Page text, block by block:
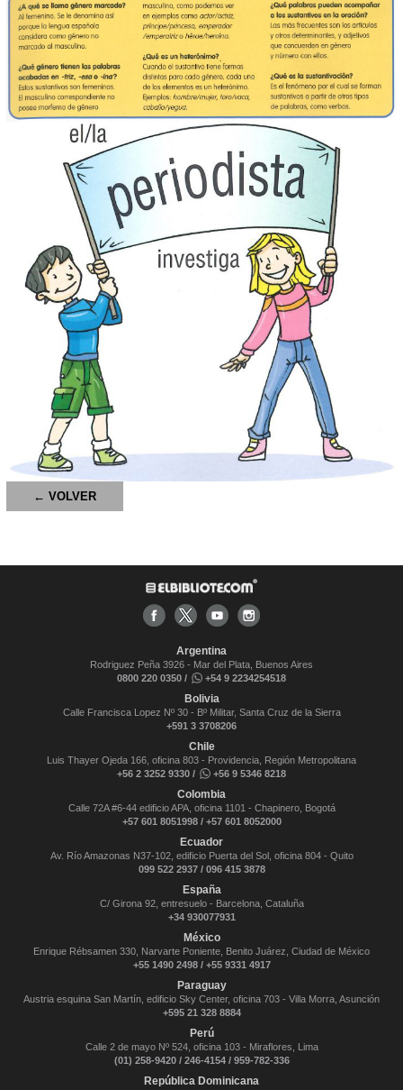
← VOLVER
Argentina
Rodriguez Peña 3926 - Mar del Plata, Buenos Aires
0800 220 0350 /
+54 9 2234254518
Bolivia
Calle Francisca Lopez Nº 30 - Bº Militar, Santa Cruz de la Sierra
+591 3 3708206
Chile
Luis Thayer Ojeda 166, oficina 803 - Providencia, Región Metropolitana
+56 2 3252 9330 /
+56 9 5346 8218
Colombia
Calle 72A #6-44 edificio APA, oficina 1101 - Chapinero, Bogotá
+57 601 8051998 / +57 601 8052000
Ecuador
Av. Río Amazonas N37-102, edificio Puerta del Sol, oficina 804 - Quito
099 522 2937 / 096 415 3878
España
C/ Girona 92, entresuelo - Barcelona, Cataluña
+34 930077931
México
Enrique Rébsamen 330, Narvarte Poniente, Benito Juárez, Ciudad de México
+55 1490 2498 / +55 9331 4917
Paraguay
Austria esquina San Martín, edificio Sky Center, oficina 703 - Villa Morra, Asunción
+595 21 328 8884
Perú
Calle 2 de mayo Nº 524, oficina 103 - Miraflores, Lima
(01) 258-9420 / 246-4154 / 959-782-336
República Dominicana